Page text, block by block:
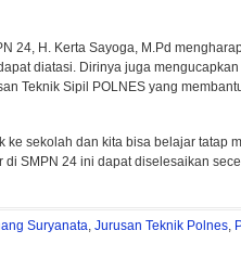
24, H. Kerta Sayoga, M.Pd
diatasi. Dirinya juga
Teknik Sipil POLNES yang
ke sekolah dan kita bisa belajar tatap
SMPN 24 ini dapat diselesaikan
Suryanata, Jurusan Teknik Polnes,